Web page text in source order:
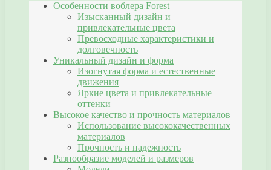
Особенности воблера Forest
Изысканный дизайн и
привлекательные цвета
Превосходные характеристики и
долговечность
Уникальный дизайн и форма
Изогнутая форма и естественные
движения
Яркие цвета и привлекательные
оттенки
Высокое качество и прочность материалов
Использование высококачественных
материалов
Прочность и надежность
Разнообразие моделей и размеров